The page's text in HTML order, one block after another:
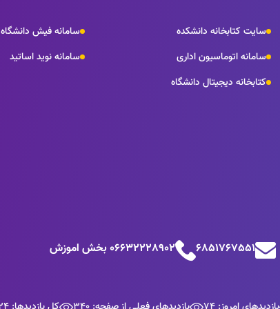
سایت کتابخانه دانشکده
سامانه فیش دانشگاه
سامانه اتوماسیون اداری
سامانه نوید اساتید
کتابخانه دیجیتال دانشگاه
6851767551 06632228902 بخش اموزش